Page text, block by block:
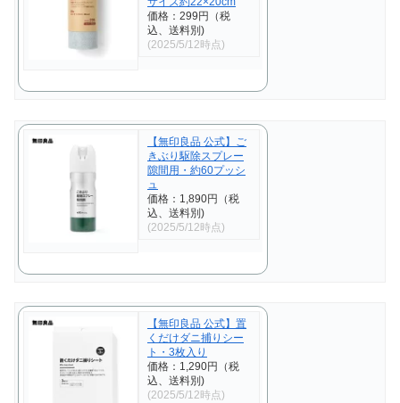
価格：299円（税
込、送料別)
(2025/5/12時点)
【無印良品 公式】ご
きぶり駆除スプレー
隙間用・約60プッシ
ュ
価格：1,890円（税
込、送料別)
(2025/5/12時点)
【無印良品 公式】置
くだけダニ捕りシー
ト・3枚入り
価格：1,290円（税
込、送料別)
(2025/5/12時点)